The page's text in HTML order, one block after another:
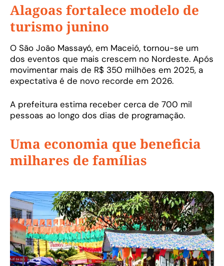
Alagoas fortalece modelo de
turismo junino
O São João Massayó, em Maceió, tornou-se um
dos eventos que mais crescem no Nordeste. Após
movimentar mais de R$ 350 milhões em 2025, a
expectativa é de novo recorde em 2026.
A prefeitura estima receber cerca de 700 mil
pessoas ao longo dos dias de programação.
Uma economia que beneficia
milhares de famílias